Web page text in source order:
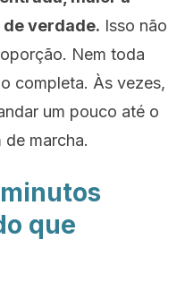
verdade. Isso não
Nem toda
completa. Às vezes,
um pouco até o
marcha.
que